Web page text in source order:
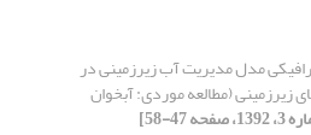
مدل مدیریت آب زیرزمینی در
زیرزمینی (مطالعه موردی: آبخوان